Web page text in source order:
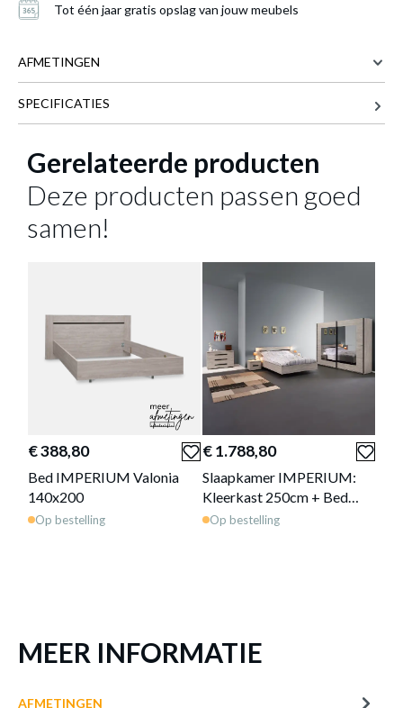
Tot één jaar gratis opslag van jouw meubels
AFMETINGEN
HOOGTE 216 cm
GEWICHT 336 kg
Meer afmetingen
SPECIFICATIES
Gerelateerde producten
Deze producten passen goed
samen!
€ 388,80
Bed IMPERIUM Valonia
140x200
Op bestelling
€ 1.788,80
Slaapkamer IMPERIUM:
Kleerkast 250cm + Bed
180x200 + Commode + 2x
Op bestelling
MEER INFORMATIE
AFMETINGEN
Kleerkast IMPERIUM Valonia B250is
toegevoegd aan je winkelmandje
KLEERKAST IMPERIUM VALONIA B250
Productnummer: Y10200066413
€ 822,40
Prijs per stuk, incl. btw en excl. verzendkosten
GA NAAR WINKELMANDJE of verder winkelen